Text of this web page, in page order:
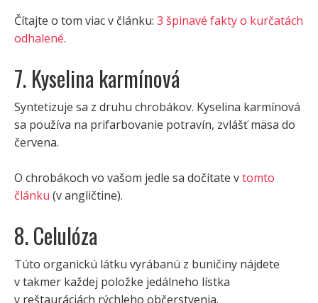
Čítajte o tom viac v článku: 3 špinavé fakty o kurčatách
odhalené.
7. Kyselina karmínová
Syntetizuje sa z druhu chrobákov. Kyselina karmínová
sa používa na prifarbovanie potravín, zvlášť mäsa do
červena.
O chrobákoch vo vašom jedle sa dočítate vtomto
článku (v angličtine).
8. Celulóza
Túto organickú látku vyrábanú z buničiny nájdete
v takmer každej položke jedálneho lístka
v reštauráciách rýchleho občerstvenia.